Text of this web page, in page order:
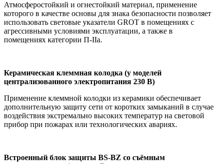
Атмосферостойкий и огнестойкий материал, применение
которого в качестве основы для знака безопасности позволяет
использовать световые указатели GROT в помещениях с
агрессивными условиями эксплуатации, а также в
помещениях категории П-IIa.
Керамическая клеммная колодка (у моделей
централизованного электропитания 230 В)
Применение клеммной колодки из керамики обеспечивает
дополнительную защиту сети от коротких замыканий в случае
воздействия экстремально высоких температур на световой
прибор при пожарах или технологических авариях.
Встроенный блок защиты BS-BZ со съёмным